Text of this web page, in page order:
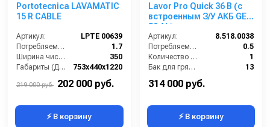
Portotecnica LAVAMATIC
15 R CABLE
Артикул:
LPTE 00639
Потребляемая мощность (кВт):
1.7
Ширина чистки щёток (мм):
350
Габариты (ДхШхВ):
753х440х1220
219 000 руб. 202 000 руб.
⚡ В корзину
Lavor Pro Quick 36 B (с
встроенным З/У АКБ GEL
52 Ah)
Артикул:
8.518.0038
Потребляемая мощность (кВт):
0.5
Количество щеток (шт):
1
Бак для грязной воды (л):
13
314 000 руб.
⚡ В корзину